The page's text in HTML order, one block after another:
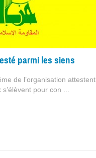
parmi les siens
de l’organisation attestent
pour con ...